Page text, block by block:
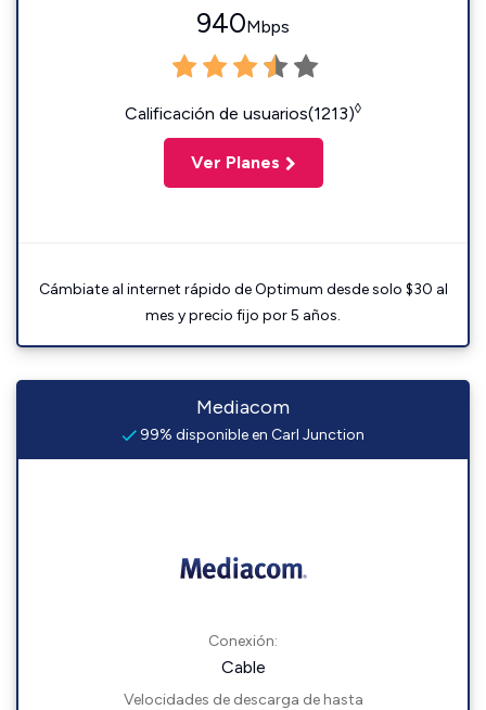
940Mbps
Calificación de usuarios(1213)◊
Ver Planes
Cámbiate al internet rápido de Optimum desde solo $30 al
mes y precio fijo por 5 años.
Mediacom
99% disponible en Carl Junction
Conexión:
Cable
Velocidades de descarga de hasta